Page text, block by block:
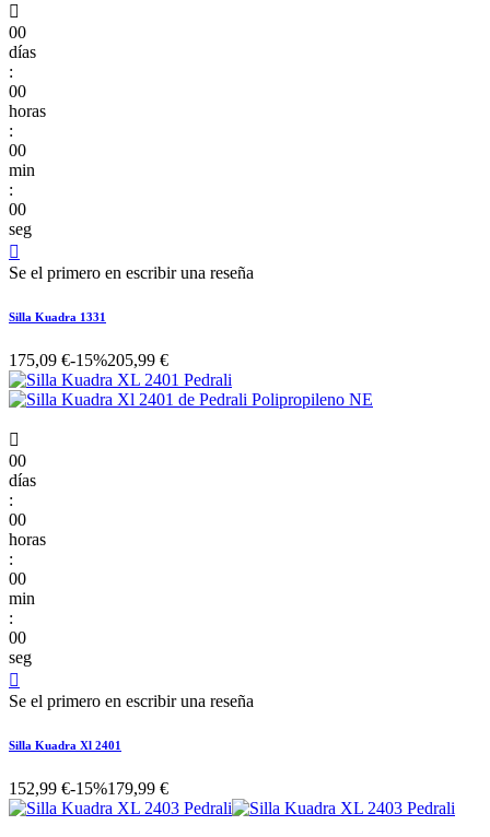

00
días
:
00
horas
:
00
min
:
00
seg

Se el primero en escribir una reseña
Silla Kuadra 1331
175,09 €-15%205,99 €

00
días
:
00
horas
:
00
min
:
00
seg

Se el primero en escribir una reseña
Silla Kuadra Xl 2401
152,99 €-15%179,99 €